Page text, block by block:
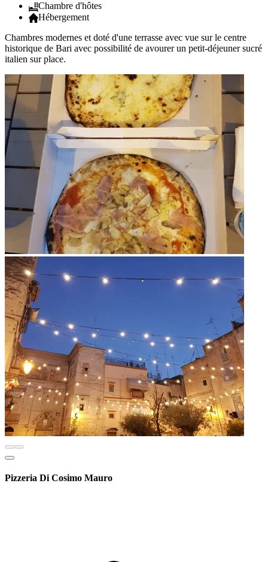
Chambre d'hôtes
Hébergement
Chambres modernes et doté d'une terrasse avec vue sur le centre
historique de Bari avec possibilité de avourer un petit-déjeuner sucré
italien sur place.
Pizzeria Di Cosimo Mauro